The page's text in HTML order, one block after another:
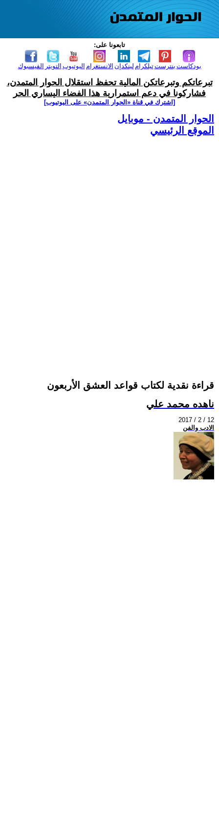
تابعونا على:
الفيسبوك التويتر اليوتيوب الانستغرام لينكدإن تيلكرامبنترست بودكاست
تبرعاتكم وتبرعاتكن المالية تحفظ استقلال الحوار المتمدن،
فشاركونا في دعم استمرارية هذا الفضاء اليساري الحر
[اشترك في قناة ‫«الحوار المتمدن» على اليوتيوب]
الحوار المتمدن - موبايل
الموقع الرئيسي
قراءة نقدية لكتاب قواعد العشق الأربعون
ناهده محمد علي
2017 / 2 / 12
الادب والفن